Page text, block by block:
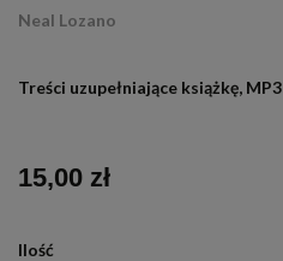
Neal Lozano
Treści uzupełniające książkę, MP3
15,00 zł
Ilość